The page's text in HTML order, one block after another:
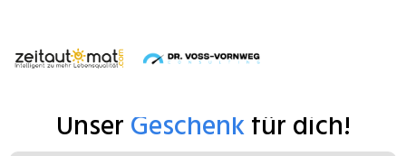
UnserGeschenkfür dich!